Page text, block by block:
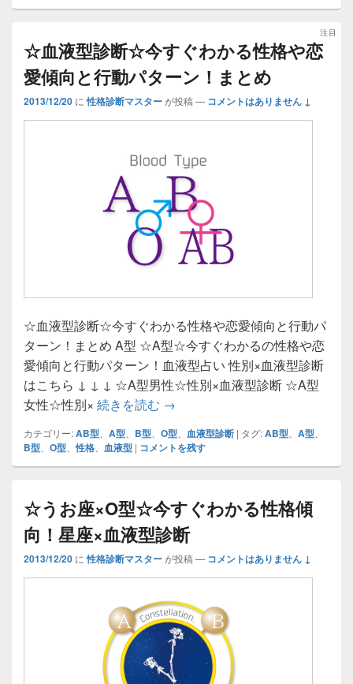
☆血液型診断☆今すぐわかる性格や恋
愛傾向と行動パターン！まとめ
注目
2013/12/20 に 性格診断マスターが投稿 — コメントはありません ↓
☆血液型診断☆今すぐわかる性格や恋愛傾向と行動パ
ターン！まとめ A型 ☆A型☆今すぐわかるの性格や恋
愛傾向と行動パターン！血液型占い 性別×血液型診断
はこちら ↓ ↓ ↓ ☆A型男性☆性別×血液型診断 ☆A型
女性☆性別× 続きを読む ☆血液型診断☆今すぐわかる性
→
カテゴリー:AB型 A型 B型 O型 血液型診断 | タグ:AB型 A型
B型 O型 、性格 血液型 | コメントを残す
☆うお座×O型☆今すぐわかる性格傾
向！星座×血液型診断
2013/12/20 に 性格診断マスターが投稿 — コメントはありません ↓